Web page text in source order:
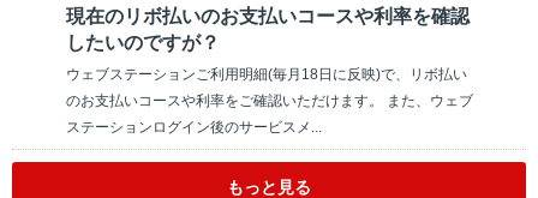
現在のリボ払いのお支払いコースや利率を確認
したいのですが？
ウェブステーションご利用明細(毎月18日に反映)で、リボ払い
のお支払いコースや利率をご確認いただけます。 また、ウェブ
ステーションログイン後のサービスメ...
もっと見る